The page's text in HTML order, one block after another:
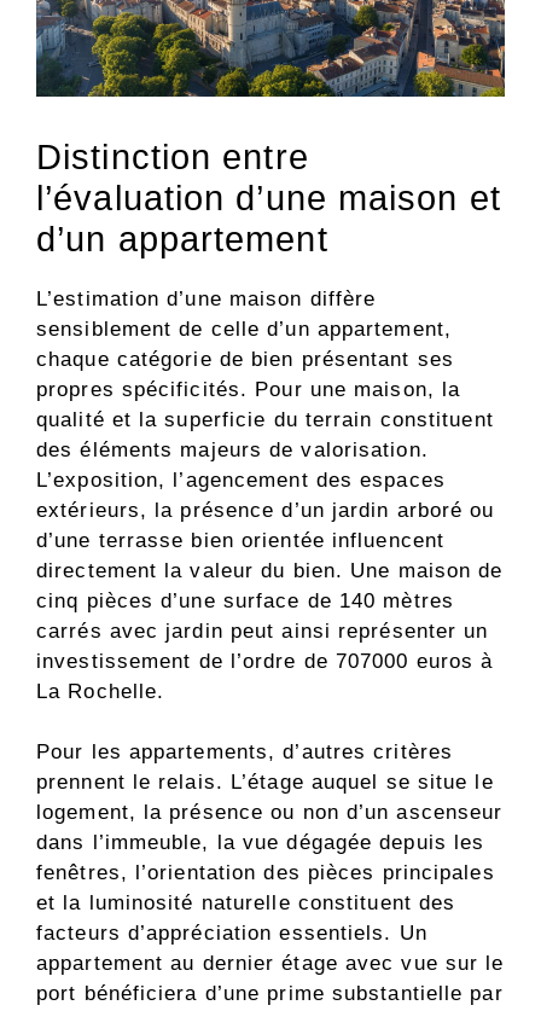
Distinction entre
l’évaluation d’une maison et
d’un appartement
L’estimation d’une maison diffère
sensiblement de celle d’un appartement,
chaque catégorie de bien présentant ses
propres spécificités. Pour une maison, la
qualité et la superficie du terrain constituent
des éléments majeurs de valorisation.
L’exposition, l’agencement des espaces
extérieurs, la présence d’un jardin arboré ou
d’une terrasse bien orientée influencent
directement la valeur du bien. Une maison de
cinq pièces d’une surface de 140 mètres
carrés avec jardin peut ainsi représenter un
investissement de l’ordre de 707000 euros à
La Rochelle.
Pour les appartements, d’autres critères
prennent le relais. L’étage auquel se situe le
logement, la présence ou non d’un ascenseur
dans l’immeuble, la vue dégagée depuis les
fenêtres, l’orientation des pièces principales
et la luminosité naturelle constituent des
facteurs d’appréciation essentiels. Un
appartement au dernier étage avec vue sur le
port bénéficiera d’une prime substantielle par